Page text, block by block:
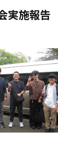
実施報告